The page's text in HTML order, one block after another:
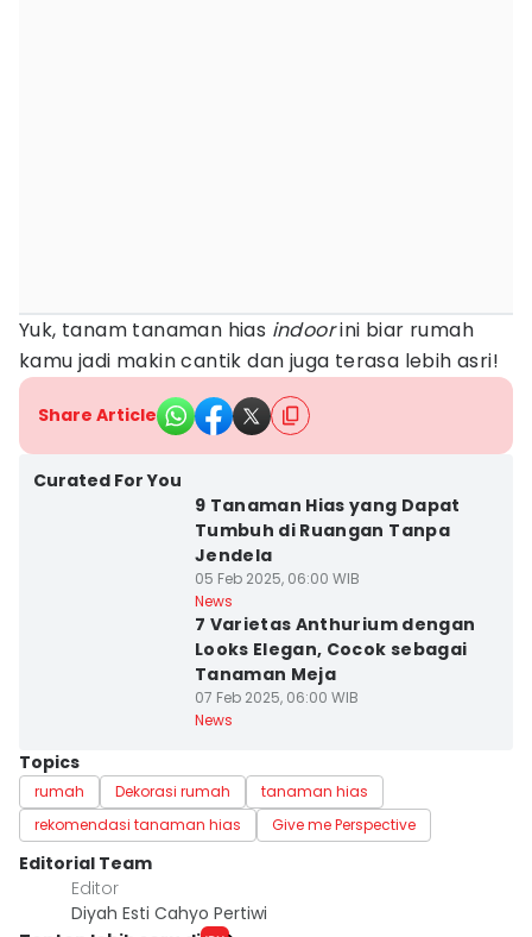
Yuk, tanam tanaman hias indoorini biar rumah
kamu jadi makin cantik dan juga terasa lebih asri!
Share Article
Curated For You
9 Tanaman Hias yang Dapat
Tumbuh di Ruangan Tanpa
Jendela
05 Feb 2025, 06:00 WIB
News
7 Varietas Anthurium dengan
Looks Elegan, Cocok sebagai
Tanaman Meja
07 Feb 2025, 06:00 WIB
News
Topics
rumah Dekorasi rumah
tanaman hias
rekomendasi tanaman hias
Give me Perspective
Editorial Team
Editor
Diyah Esti Cahyo Pertiwi